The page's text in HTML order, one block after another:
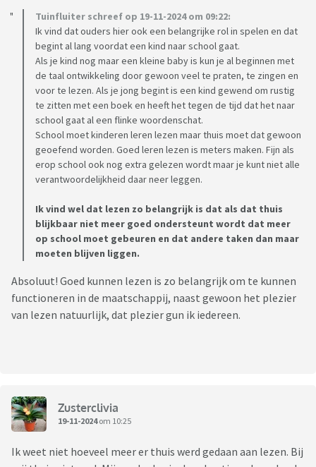
Tuinfluiter schreef op 19-11-2024 om 09:22:
Ik vind dat ouders hier ook een belangrijke rol in spelen en dat
begint al lang voordat een kind naar school gaat.
Als je kind nog maar een kleine baby is kun je al beginnen met
de taal ontwikkeling door gewoon veel te praten, te zingen en
voor te lezen. Als je jong begint is een kind gewend om rustig
te zitten met een boek en heeft het tegen de tijd dat het naar
school gaat al een flinke woordenschat.
School moet kinderen leren lezen maar thuis moet dat gewoon
geoefend worden. Goed leren lezen is meters maken. Fijn als
erop school ook nog extra gelezen wordt maar je kunt niet alle
verantwoordelijkheid daar neer leggen.
Ik vind wel dat lezen zo belangrijk is dat als dat thuis
blijkbaar niet meer goed ondersteunt wordt dat meer
op school moet gebeuren en dat andere taken dan maar
moeten blijven liggen.
Absoluut! Goed kunnen lezen is zo belangrijk om te kunnen
functioneren in de maatschappij, naast gewoon het plezier
van lezen natuurlijk, dat plezier gun ik iedereen.
Zusterclivia
19-11-2024om 10:25
Ik weet niet hoeveel meer er thuis werd gedaan aan lezen. Bij